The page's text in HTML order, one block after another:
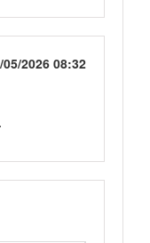
05/2026 08:32